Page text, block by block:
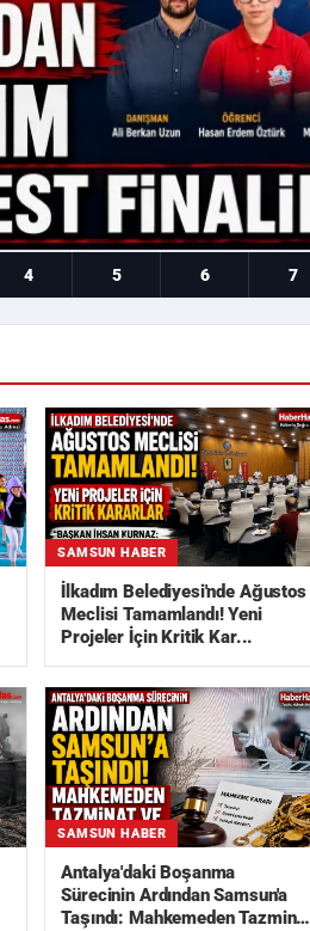
4 5 6 7
SAMSUN HABER
İlkadım Belediyesi'nde Ağustos
Meclisi Tamamlandı! Yeni
Projeler İçin Kritik Kar...
SAMSUN HABER
Antalya'daki Boşanma
Sürecinin Ardından Samsun'a
Taşındı: Mahkemeden Tazminat